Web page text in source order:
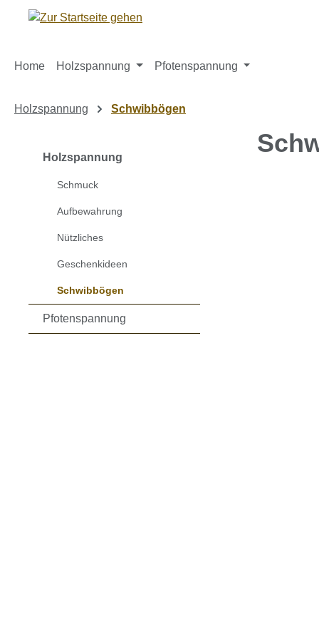
Hauptinhalt springen
Zur Suche springen
Zur Hauptnavigation springen
Home Holzspannung Pfotenspannung
Holzspannung Schwibbögen
Holzspannung
Schmuck
Aufbewahrung
Nützliches
Geschenkideen
Schwibbögen
Pfotenspannung